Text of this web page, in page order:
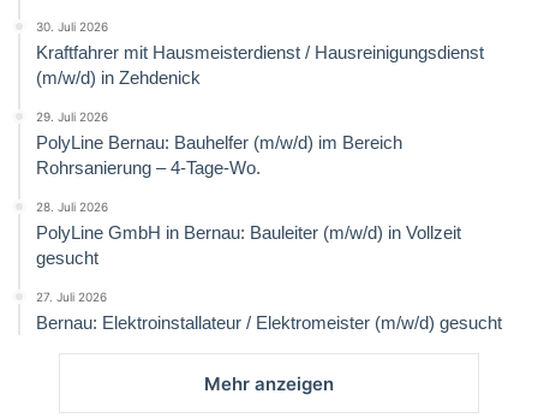
30. Juli 2026
Kraftfahrer mit Hausmeisterdienst / Hausreinigungsdienst
(m/w/d) in Zehdenick
29. Juli 2026
PolyLine Bernau: Bauhelfer (m/w/d) im Bereich
Rohrsanierung – 4-Tage-Wo.
28. Juli 2026
PolyLine GmbH in Bernau: Bauleiter (m/w/d) in Vollzeit
gesucht
27. Juli 2026
Bernau: Elektroinstallateur / Elektromeister (m/w/d) gesucht
Mehr anzeigen